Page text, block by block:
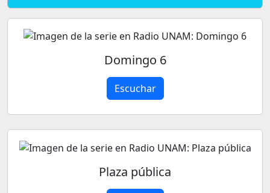
Domingo 6
Escuchar
Plaza pública